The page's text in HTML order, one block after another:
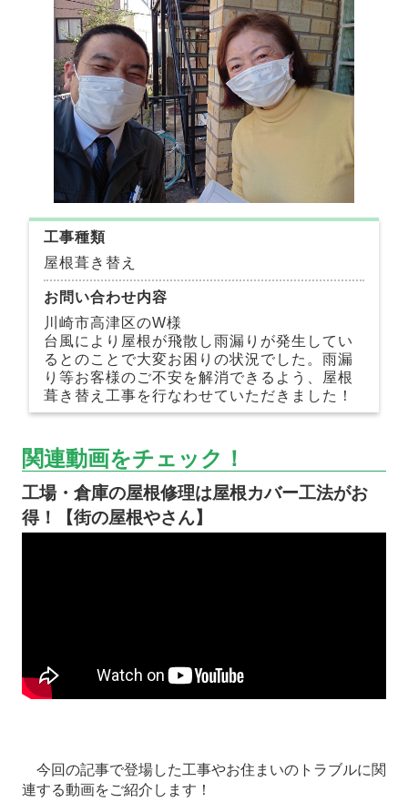
工事種類
屋根葺き替え
お問い合わせ内容
川崎市高津区のW様
台風により屋根が飛散し雨漏りが発生してい
るとのことで大変お困りの状況でした。雨漏
り等お客様のご不安を解消できるよう、屋根
葺き替え工事を行なわせていただきました！
関連動画をチェック！
工場・倉庫の屋根修理は屋根カバー工法がお
得！【街の屋根やさん】
今回の記事で登場した工事やお住まいのトラブルに関
連する動画をご紹介します！